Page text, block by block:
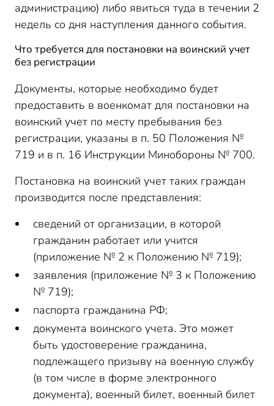
администрацию) либо явиться туда в течении 2
недель со дня наступления данного события.
Что требуется для постановки на воинский учет
без регистрации
Документы, которые необходимо будет
предоставить в военкомат для постановки на
воинский учет по месту пребывания без
регистрации, указаны в п. 50 Положения №
719 и в п. 16 Инструкции Минобороны № 700.
Постановка на воинский учет таких граждан
производится после представления:
сведений от организации, в которой
гражданин работает или учится
(приложение № 2 к Положению № 719);
заявления (приложение № 3 к Положению
№ 719);
паспорта гражданина РФ;
документа воинского учета. Это может
быть удостоверение гражданина,
подлежащего призыву на военную службу
(в том числе в форме электронного
документа), военный билет, военный билет